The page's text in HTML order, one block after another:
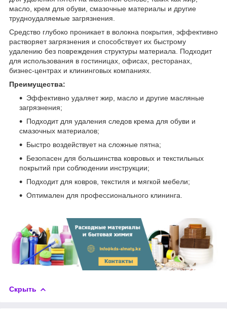
масло, крем для обуви, смазочные материалы и другие
трудноудаляемые загрязнения.
Средство глубоко проникает в волокна покрытия, эффективно
растворяет загрязнения и способствует их быстрому
удалению без повреждения структуры материала. Подходит
для использования в гостиницах, офисах, ресторанах,
бизнес-центрах и клининговых компаниях.
Преимущества:
Эффективно удаляет жир, масло и другие масляные
загрязнения;
Подходит для удаления следов крема для обуви и
смазочных материалов;
Быстро воздействует на сложные пятна;
Безопасен для большинства ковровых и текстильных
покрытий при соблюдении инструкции;
Подходит для ковров, текстиля и мягкой мебели;
Оптимален для профессионального клининга.
Скрыть